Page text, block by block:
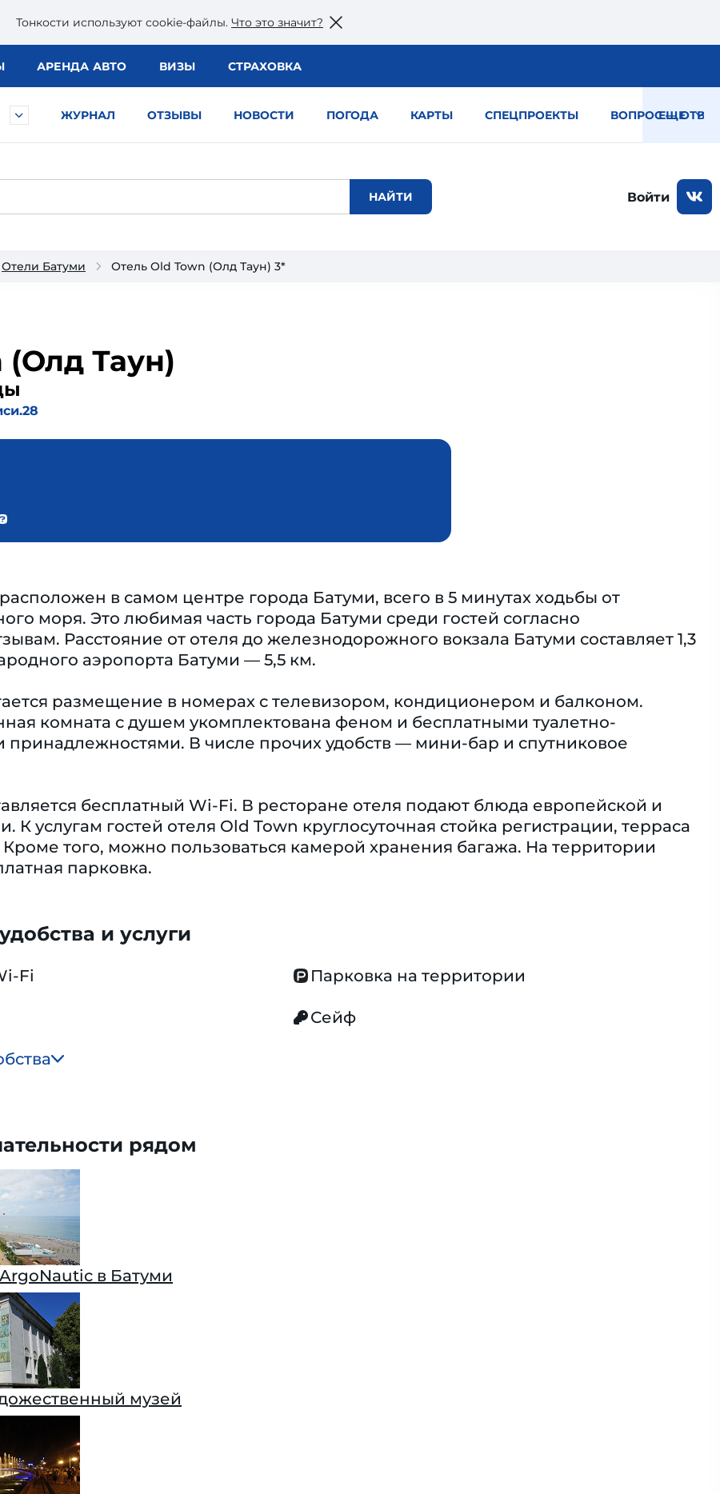
Тонкости используют сookie-файлы. Что это значит?
АРЕНДА АВТО ВИЗЫ СТРАХОВКА
ЖУРНАЛ ОТЗЫВЫ НОВОСТИ ПОГОДА КАРТЫ СПЕЦПРОЕКТЫ ВОПРОС — ОТВЕТ
ЕЩЕ
Войти
Отели Батуми Отель Old Town (Олд Таун) 3*
(Олд Таун)
в самом центре города Батуми, всего в 5 минутах ходьбы от
моря. Это любимая часть города Батуми среди гостей согласно
Расстояние от отеля до железнодорожного вокзала Батуми составляет 1,3
аэропорта Батуми — 5,5 км.
размещение в номерах с телевизором, кондиционером и балконом.
комната с душем укомплектована феном и бесплатными туалетно-
принадлежностями. В числе прочих удобств — мини-бар и спутниковое
бесплатный Wi-Fi. В ресторане отеля подают блюда европейской и
К услугам гостей отеля Old Town круглосуточная стойка регистрации, терраса
того, можно пользоваться камерой хранения багажа. На территории
парковка.
и услуги
Fi Парковка на территории
Сейф
рядом
в Батуми
музей